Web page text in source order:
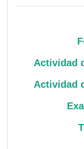
Actividad
Actividad